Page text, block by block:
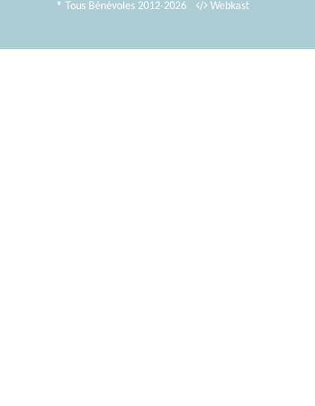
® Tous Bénévoles 2012-2026
Webkast